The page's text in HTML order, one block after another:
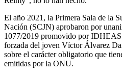
El año 2021, la Primera Sala de la
Nación (SCJN) aprobaron por
1077/2019 promovido por IDHEAS
forzada del joven Víctor Álvarez
sobre el carácter obligatorio que
emitidas por la ONU.